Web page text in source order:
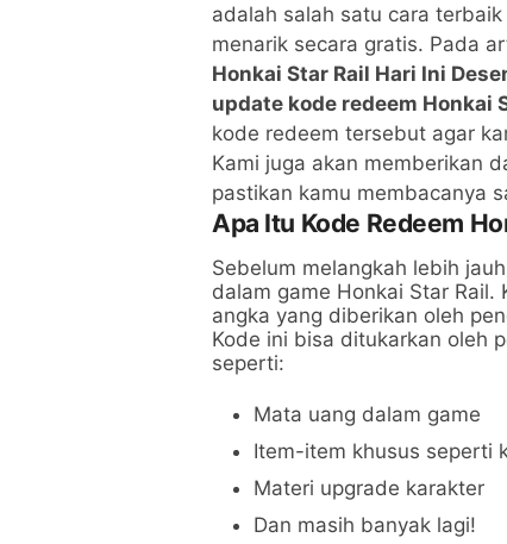
adalah salah satu cara
menarik secara gratis. Pada
Honkai Star Rail Hari Ini
update kode redeem Honkai
kode redeem tersebut agar
Kami juga akan memberikan
pastikan kamu membacanya
Apa Itu Kode Redeem
Sebelum melangkah lebih
dalam game Honkai Star
angka yang diberikan oleh
Kode ini bisa ditukarkan oleh
seperti:
Mata uang dalam game
Item-item khusus seperti
Materi upgrade karakter
Dan masih banyak lagi!